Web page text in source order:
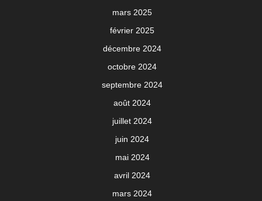
mars 2025
février 2025
décembre 2024
octobre 2024
septembre 2024
août 2024
juillet 2024
juin 2024
mai 2024
avril 2024
mars 2024